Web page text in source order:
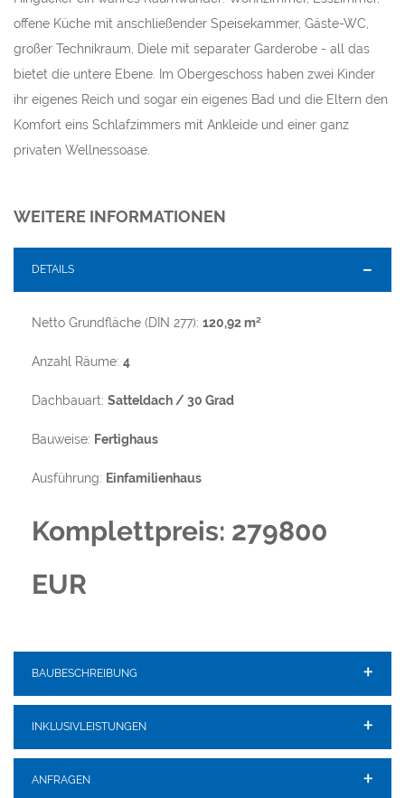
offene Küche mit anschließender Speisekammer, Gäste-WC,
großer Technikraum, Diele mit separater Garderobe - all das
bietet die untere Ebene. Im Obergeschoss haben zwei Kinder
ihr eigenes Reich und sogar ein eigenes Bad und die Eltern den
Komfort eins Schlafzimmers mit Ankleide und einer ganz
privaten Wellnessoase.
WEITERE INFORMATIONEN
DETAILS
Netto Grundfläche (DIN 277): 120,92 m²
Anzahl Räume: 4
Dachbauart: Satteldach / 30 Grad
Bauweise: Fertighaus
Ausführung: Einfamilienhaus
Komplettpreis: 279800
EUR
BAUBESCHREIBUNG
INKLUSIVLEISTUNGEN
ANFRAGEN